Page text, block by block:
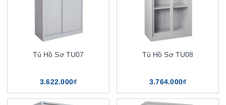
Tủ Hồ Sơ TU07
3.622.000₫
Tủ Hồ Sơ TU08
3.764.000₫